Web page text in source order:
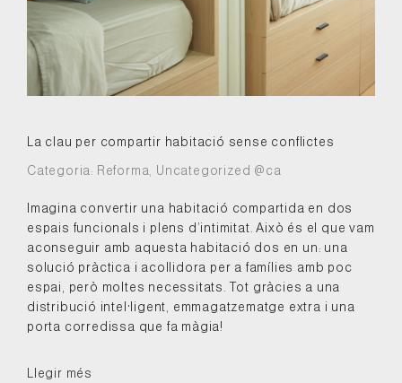
La clau per compartir habitació sense conflictes
Categoria: Reforma Uncategorized @ca
Imagina convertir una habitació compartida en dos
espais funcionals i plens d’intimitat. Això és el que vam
aconseguir amb aquesta habitació dos en un: una
solució pràctica i acollidora per a famílies amb poc
espai, però moltes necessitats. Tot gràcies a una
distribució intel·ligent, emmagatzematge extra i una
porta corredissa que fa màgia!
Llegir més